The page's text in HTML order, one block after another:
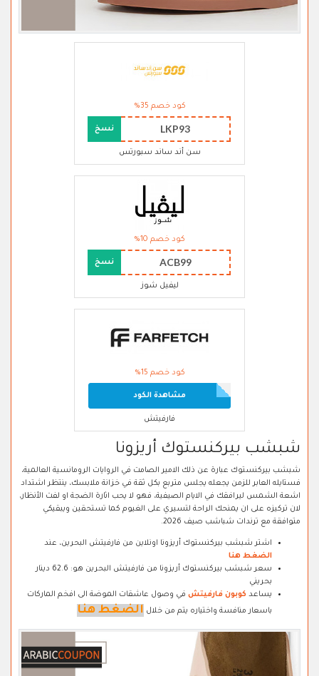
كود خصم 35%
LKP93 نسخ
سن أند ساند سبورتس
كود خصم 10%
ACB99 نسخ
ليفيل شوز
كود خصم 15%
مشاهدة الكود
فارفيتش
شبشب بيركنستوك أريزونا
شبشب بيركنستوك عبارة عن ذلك الامير الصامت في الروايات الرومانسية العالمية،
فستايله العابر للزمن يجعله يجلس متربع بكل ثقة في خزانة ملابسك، ينتظر اشتداد
اشعة الشمس ليرافقك في الايام الصيفية، فهو لا يحب اثارة الضجة او لفت الأنظار،
لان تركيزه على ان يمنحك الراحة لتسيري على الغيوم كما تستحقين ويبقيكي
متوافقة مع ترندات شباشب صيف 2026.
اشتر شبشب بيركنستوك أريزونا اونلاين من فارفيتش البحرين، عند
الضغط هنا
سعر شبشب بيركنستوك أريزونا من فارفيتش البحرين هو: 62.6 دينار
بحريني
يساعد كوبون فارفيتش في وصول عاشقات الموضة الى افخم الماركات
باسعار منافسة واختياره يتم من خلال الضغط هنا